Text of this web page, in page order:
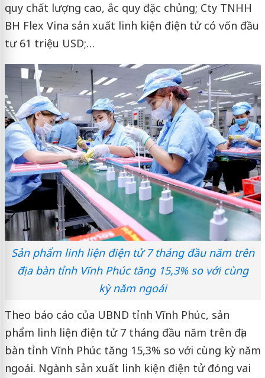
quy chất lượng cao, ắc quy đặc chủng; Cty TNHH
BH Flex Vina sản xuất linh kiện điện tử có vốn đầu
tư 61 triệu USD;…
Sản phẩm linh liện điện tử 7 tháng đầu năm trên
địa bàn tỉnh Vĩnh Phúc tăng 15,3% so với cùng
kỳ năm ngoái
Theo báo cáo của UBND tỉnh Vĩnh Phúc, sản
phẩm linh liện điện tử 7 tháng đầu năm trên địa
bàn tỉnh Vĩnh Phúc tăng 15,3% so với cùng kỳ năm
ngoái. Ngành sản xuất linh kiện điện tử đóng vai